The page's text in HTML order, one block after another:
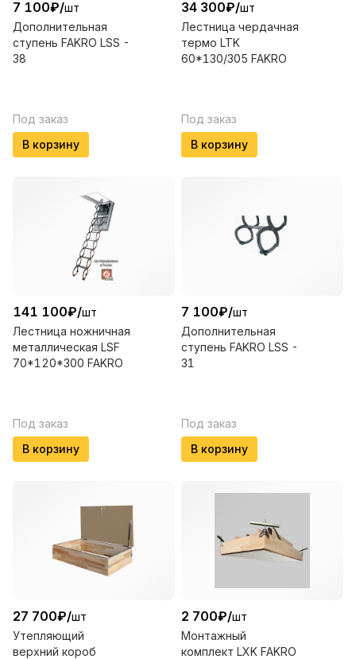
7 100₽/шт
Дополнительная
ступень FAKRO LSS -
38
Под заказ
В корзину
34 300₽/шт
Лестница чердачная
термо LTK
60*130/305 FAKRO
Под заказ
В корзину
141 100₽/шт
Лестница ножничная
металлическая LSF
70*120*300 FAKRO
Под заказ
В корзину
7 100₽/шт
Дополнительная
ступень FAKRO LSS -
31
Под заказ
В корзину
27 700₽/шт
Утепляющий
верхний короб
2 700₽/шт
Монтажный
комплект LXK FAKRO